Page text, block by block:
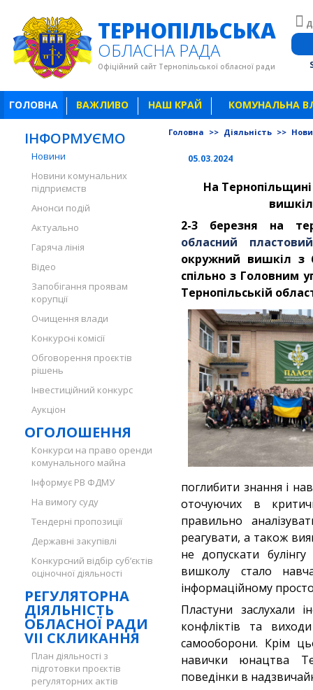
ТЕРНОПІЛЬСЬКА
ОБЛАСНА РАДА
Офіційний сайт Тернопільської обласної ради
ГОЛОВНА ВАЖЛИВО НАШ КРАЙ КОМУНАЛЬНА
ІНФОРМУЄМО
Новини
Новини комунальних
підприємств
Анонси подій
Актуально
Гаряча лінія
Відео
Запобігання проявам
корупції
Очищення влади
Конкурсні комісії
Обговорення проєктів
рішень
Інвестиційний конкурс
Аукціон
ОГОЛОШЕННЯ
Конкурси на право оренди
комунального майна
Інформує РВ ФДМУ
На вимогу суду
Тендерні пропозиції
Державні закупівлі
Конкурсний відбір суб’єктів
оціночної діяльності
РЕГУЛЯТОРНА
ДІЯЛЬНІСТЬ
ОБЛАСНОЇ РАДИ
VII СКЛИКАННЯ
План діяльності з
підготовки проєктів
регуляторних актів
Головна >> Діяльність >>
05.03.2024
На
2-3 березня на
обласний
окружний вишкіл з
спільно з Головним
Тернопільській
поглибити знання і
оточуючих в
правильно
реагувати, а також
не допускати
вишколу стало
інформаційному
Пластуни заслухали
конфліктів та
самооборони. Крім
навички юнацтва
поведінки в